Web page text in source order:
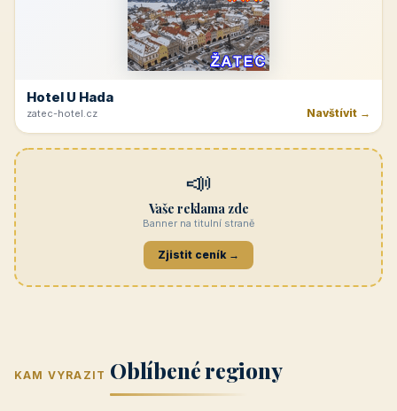
Hotel U Hada
zatec-hotel.cz Navštívit →
📣
Vaše reklama zde
Banner na titulní straně
Zjistit ceník →
KAM VYRAZIT Oblíbené regiony
(Jihomoravský
kraj)
kraj)
Zlínský kraj Žilinský
Karlovarský
Střední Čechy
(Středočeský